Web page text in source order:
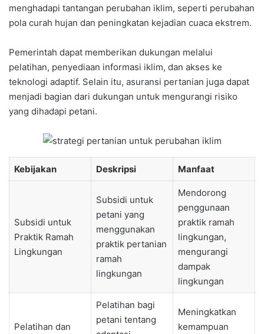
menghadapi tantangan perubahan iklim, seperti perubahan
pola curah hujan dan peningkatan kejadian cuaca ekstrem.
Pemerintah dapat memberikan dukungan melalui
pelatihan, penyediaan informasi iklim, dan akses ke
teknologi adaptif. Selain itu, asuransi pertanian juga dapat
menjadi bagian dari dukungan untuk mengurangi risiko
yang dihadapi petani.
Kebijakan Deskripsi Manfaat
Subsidi untuk
Praktik Ramah
Lingkungan
Subsidi untuk
petani yang
menggunakan
praktik pertanian
ramah
lingkungan
Mendorong
penggunaan
praktik ramah
lingkungan,
mengurangi
dampak
lingkungan
Pelatihan dan
Pelatihan bagi
petani tentang
Meningkatkan
kemampuan